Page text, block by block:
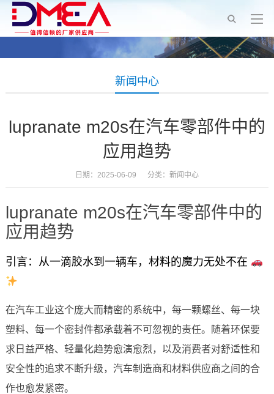
新闻中心
lupranate m20s在汽车零部件中的
应用趋势
日期：2025-06-09 分类： 新闻中心
lupranate m20s在汽车零部件中的
应用趋势
引言：从一滴胶水到一辆车，材料的魔力无处不在
在汽车工业这个庞大而精密的系统中，每一颗螺丝、每一块
塑料、每一个密封件都承载着不可忽视的责任。随着环保要
求日益严格、轻量化趋势愈演愈烈，以及消费者对舒适性和
安全性的追求不断升级，汽车制造商和材料供应商之间的合
作也愈发紧密。